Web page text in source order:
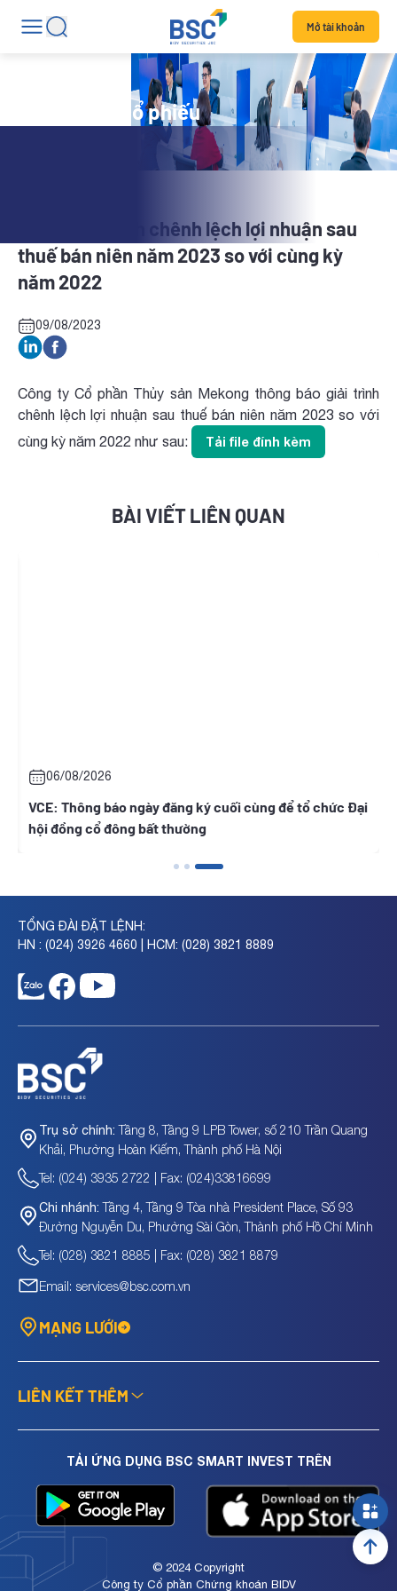
Mở tài khoản
Tin tức mã cổ phiếu
AAM: Giải trình chênh lệch lợi nhuận sau
thuế bán niên năm 2023 so với cùng kỳ
năm 2022
09/08/2023
Công ty Cổ phần Thủy sản Mekong thông báo giải trình
chênh lệch lợi nhuận sau thuế bán niên năm 2023 so với
cùng kỳ năm 2022 như sau:
Tải file đính kèm
BÀI VIẾT LIÊN QUAN
06/08/2026
VCE: Thông báo ngày đăng ký cuối cùng để tổ chức Đại
hội đồng cổ đông bất thường
TỔNG ĐÀI ĐẶT LỆNH:
HN : (024) 3926 4660 | HCM: (028) 3821 8889
Trụ sở chính: Tầng 8, Tầng 9 LPB Tower, số 210 Trần Quang
Khải, Phường Hoàn Kiếm, Thành phố Hà Nội
Tel: (024) 3935 2722 | Fax: (024)33816699
Chi nhánh: Tầng 4, Tầng 9 Tòa nhà President Place, Số 93
Đường Nguyễn Du, Phường Sài Gòn, Thành phố Hồ Chí Minh
Tel: (028) 3821 8885 | Fax: (028) 3821 8879
Email: services@bsc.com.vn
MẠNG LƯỚI
LIÊN KẾT THÊM
TẢI ỨNG DỤNG BSC SMART INVEST TRÊN
© 2024 Copyright
Công ty Cổ phần Chứng khoán BIDV